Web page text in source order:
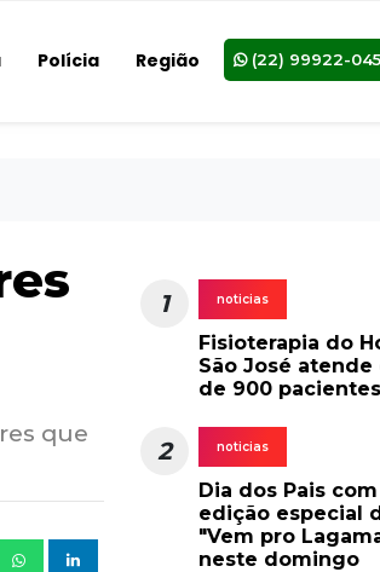
Polícia Região (22) 99922-
que
1 noticias
Fisioterapia do
São José atende
de 900
2 noticias
Dia dos Pais com
edição especial
"Vem pro
neste domingo